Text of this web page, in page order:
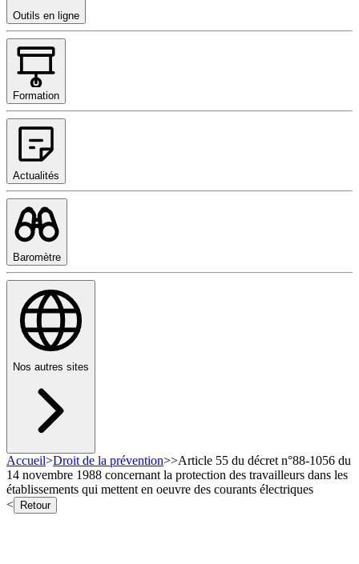
Outils en ligne
Formation
Actualités
Baromètre
Nos autres sites
Accueil>Droit de la prévention>>Article 55 du décret n°88-1056 du
14 novembre 1988 concernant la protection des travailleurs dans les
établissements qui mettent en oeuvre des courants électriques
<
Retour